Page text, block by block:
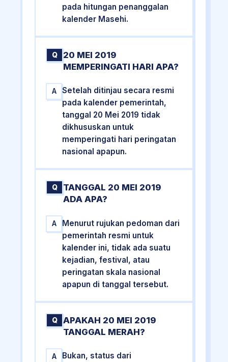
pada hitungan penanggalan
kalender Masehi.
Q
20 MEI 2019
MEMPERINGATI HARI APA?
A
Setelah ditinjau secara resmi
pada kalender pemerintah,
tanggal 20 Mei 2019 tidak
dikhususkan untuk
memperingati hari peringatan
nasional apapun.
Q
TANGGAL 20 MEI 2019
ADA APA?
A
Menurut rujukan pedoman dari
pemerintah resmi untuk
kalender ini, tidak ada suatu
kejadian, festival, atau
peringatan skala nasional
apapun di tanggal tersebut.
Q
APAKAH 20 MEI 2019
TANGGAL MERAH?
A
Bukan, status dari